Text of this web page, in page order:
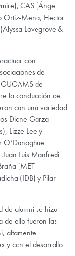
CAS (Ángel
Ortiz-Mena, Hector
Lovegrove &
con
de
GUGAMS de
la conducción de
con una variedad
Diane Garza
Lizze Lee y
Luis Manfredi
(MET
(IDB) y Pilar
de alumni se hizo
de ello fueron las
altamente
y con el desarrollo